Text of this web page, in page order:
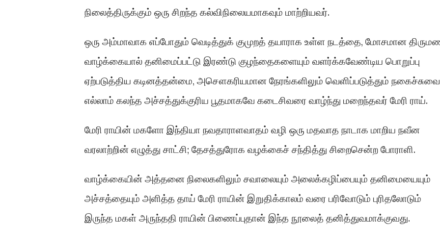
நிலைத்திருக்கும் ஒரு சிறந்த கல்விநிலையமாகவும் மாற்றியவர்.
ஒரு அம்மாவாக எப்போதும் வெடித்துக் குமுறத் தயாராக உள்ள நடத்தை, மோசமான
வாழ்க்கையால் தனிமைப்பட்டு இரண்டு குழந்தைகளையும் வளர்க்கவேண்டிய பொறுப்பு
ஏற்படுத்திய கடினத்தன்மை, அசௌகரியமான நேரங்களிலும் வெளிப்படுத்தும் நகைச்சுவை
எல்லாம் கலந்த அச்சத்துக்குரிய பூதமாகவே கடைசிவரை வாழ்ந்து மறைந்தவர் மேரி ராய்.
மேரி ராயின் மகளோ இந்தியா நவதாராளவாதம் வழி ஒரு மதவாத நாடாக மாறிய நவீன
வரலாற்றின் எழுத்து சாட்சி; தேசத்துரோக வழக்கைச் சந்தித்து சிறைசென்ற போராளி.
வாழ்க்கையின் அத்தனை நிலைகளிலும் சவாலையும் அலைக்கழிப்பையும் தனிமையையும்
அச்சத்தையும் அளித்த தாய் மேரி ராயின் இறுதிக்காலம் வரை பரிவோடும் புரிதலோடும்
இருந்த மகள் அருந்ததி ராயின் பிணைப்புதான் இந்த நூலைத் தனித்துவமாக்குவது.